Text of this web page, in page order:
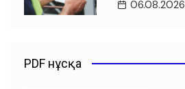
06.08.2026
PDF нұсқа